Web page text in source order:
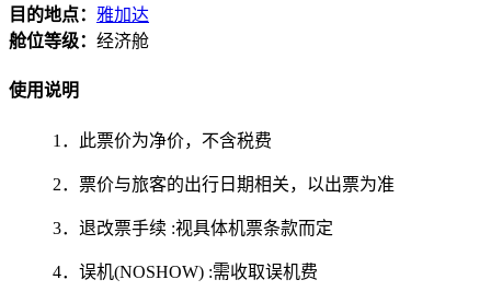
目的地点： 雅加达
舱位等级： 经济舱
使用说明
1．此票价为净价，不含税费
2．票价与旅客的出行日期相关，以出票为准
3．退改票手续 :视具体机票条款而定
4．误机(NOSHOW) :需收取误机费